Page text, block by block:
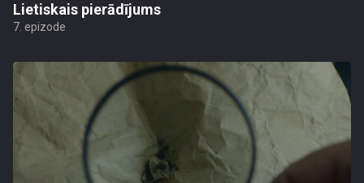
Lietiskais pierādījums
7. epizode